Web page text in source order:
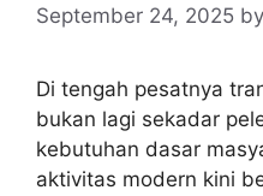
September 24, 2025 by
Di tengah pesatnya
bukan lagi sekadar
kebutuhan dasar
aktivitas modern kini